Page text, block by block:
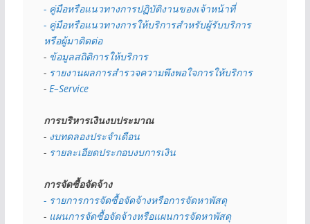
- คู่มือหรือแนวทางการปฏิบัติงานของเจ้าหน้าที่
- คู่มือหรือแนวทางการให้บริการสำหรับผู้รับบริการ
หรือผู้มาติดต่อ
- ข้อมูลสถิติการให้บริการ
- รายงานผลการสำรวจความพึงพอใจการให้บริการ
- E–Service
การบริหารเงินงบประมาณ
- งบทดลองประจำเดือน
- รายละเอียดประกอบงบการเงิน
การจัดซื้อจัดจ้าง
- รายการการจัดซื้อจัดจ้างหรือการจัดหาพัสดุ
- แผนการจัดซื้อจัดจ้างหรือแผนการจัดหาพัสดุ